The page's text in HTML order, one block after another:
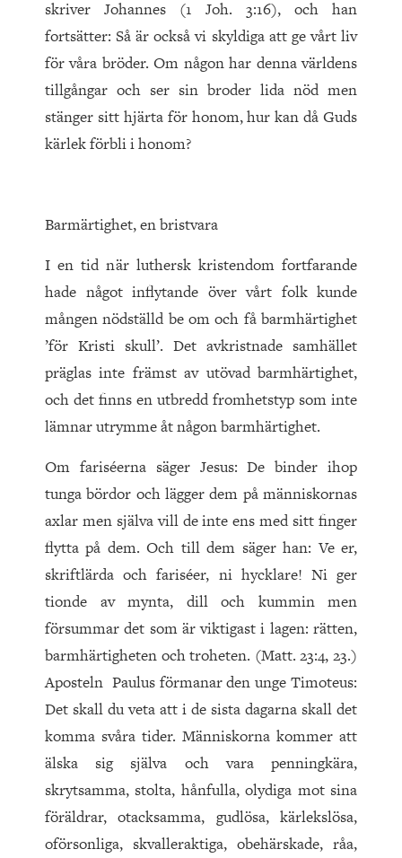
skriver Johannes (1 Joh. 3:16), och han
fortsätter: Så är också vi skyldiga att ge vårt liv
för våra bröder. Om någon har denna världens
tillgångar och ser sin broder lida nöd men
stänger sitt hjärta för honom, hur kan då Guds
kärlek förbli i honom?
Barmärtighet, en bristvara
I en tid när luthersk kristendom fortfarande
hade något inflytande över vårt folk kunde
mången nödställd be om och få barmhärtighet
’för Kristi skull’. Det avkristnade samhället
präg­­las inte främst av utövad barmhärtighet,
och det finns en utbredd fromhetstyp som inte
lämnar utrymme åt någon barmhärtighet.
Om fariséerna säger Jesus: De binder ihop
tunga bördor och lägger dem på människornas
axlar men själva vill de inte ens med sitt finger
flytta på dem. Och till dem säger han: Ve er,
skriftlärda och fariséer, ni hycklare! Ni ger
tionde av mynta, dill och kummin men
försummar det som är viktigast i lagen: rätten,
barmhärtigheten och troheten. (Matt. 23:4, 23.)
Aposteln Paulus förmanar den unge Timoteus:
Det skall du veta att i de sista dagarna skall det
komma svåra tider. Människorna kommer att
äls­ka sig själva och vara penningkära,
skrytsamma, stolta, hånfulla, olydiga mot sina
föräldrar, otacksamma, gudlösa, kärleks­lösa,
oförsonliga, skvalleraktiga, obehärskade, råa,